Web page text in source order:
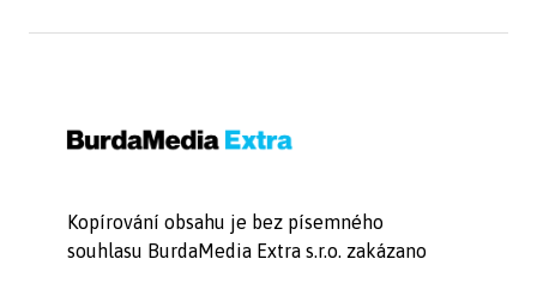
Kopírování obsahu je bez písemného
souhlasu BurdaMedia Extra s.r.o. zakázano